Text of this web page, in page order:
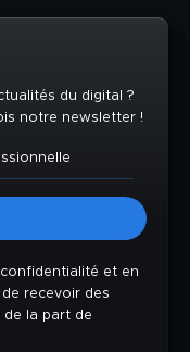
du digital ?
notre newsletter !
et en
recevoir des
de la part de